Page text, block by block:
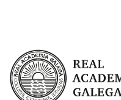
Real Academia Galega